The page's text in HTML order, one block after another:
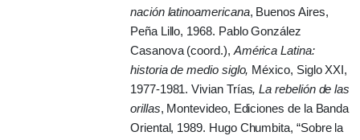
nación latinoamericana, Buenos Aires,
Peña Lillo, 1968. Pablo González
Casanova (coord.), América Latina:
historia de medio siglo, México, Siglo XXI,
1977-1981. Vivian Trías, La rebelión de las
orillas, Montevideo, Ediciones de la Banda
Oriental, 1989. Hugo Chumbita, “Sobre la